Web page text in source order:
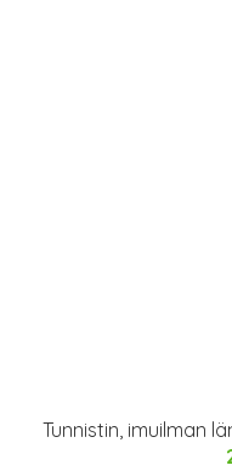
Tunnistin, imuilman